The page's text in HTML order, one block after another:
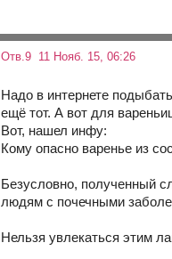
Отв.9 11 Нояб. 15, 06:26
Надо в интернете
ещё тот. А вот для
Вот, нашел инфу:
Кому опасно варенье из
Безусловно, полученный
людям с почечными
Нельзя увлекаться этим